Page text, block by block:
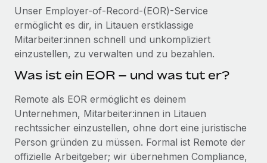
DIENSTLEISTUNGEN
Frag unsere Expert:innen
Hilfe von Expert:innen für globale HR & Compliance
Background-Checks
Compliance Watchtower
Lückenlose Compliance
Geräteverwaltung
Remote Build
Beratung zu Integrationen und KI-Automatisierung
FALLSTUDIEN
So hat der KI-Vorreiter Weaviate sein Team mit
Remote um 120 % vergrößert
Weaviate auf einen Blick Weaviate entwickelt KI-basierte
Open-Source-Infrastrukturen. Das...
Informationen zu Gehältern und Qualifikationen
Insights Center
BLOG
Globale Payroll
Unser Employer-of-Record-(EOR)-Service
ermöglicht es dir, in Litauen erstklassige
Mitarbeiter:innen schnell und unkompliziert
einzustellen, zu verwalten und zu bezahlen.
Was ist ein EOR – und was tut er?
Remote als EOR ermöglicht es deinem
Unternehmen, Mitarbeiter:innen in Litauen
rechtssicher einzustellen, ohne dort eine juristische
Person gründen zu müssen. Formal ist Remote der
offizielle Arbeitgeber; wir übernehmen Compliance,